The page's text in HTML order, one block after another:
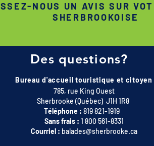
Des questions?
Bureau d'accueil touristique et citoyen
785, rue King Ouest
Sherbrooke (Québec) J1H 1R8
Téléphone : 819 821-1919
Sans frais : 1 800 561-8331
Courriel : balades@sherbrooke.ca
NOUS UN AVIS SUR
SHERBROOKOISE